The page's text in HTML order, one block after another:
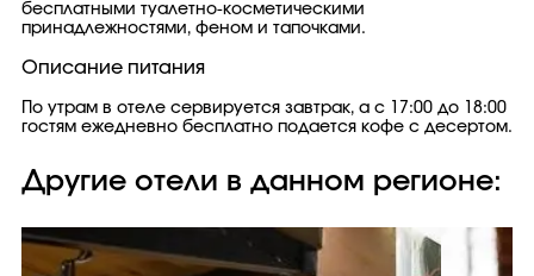
бесплатными туалетно-косметическими
принадлежностями, феном и тапочками.
Описание питания
По утрам в отеле сервируется завтрак, а с 17:00 до 18:00
гостям ежедневно бесплатно подается кофе с десертом.
Другие отели в данном регионе: